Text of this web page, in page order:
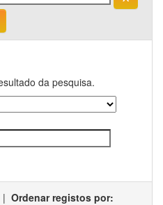
da pesquisa.
| Ordenar registos por: